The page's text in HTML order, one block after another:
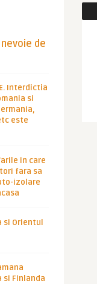
de
Interdictia
si
este
in care
fara sa
izolare
si Orientul
si Finlanda